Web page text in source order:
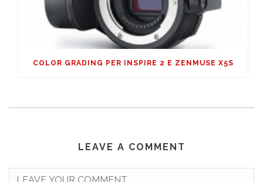
COLOR GRADING PER INSPIRE 2 E ZENMUSE X5S
LEAVE A COMMENT